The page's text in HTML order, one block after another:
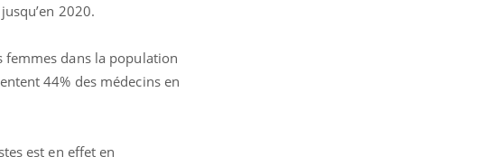
2020.
dans la population
44% des médecins en
est en effet en